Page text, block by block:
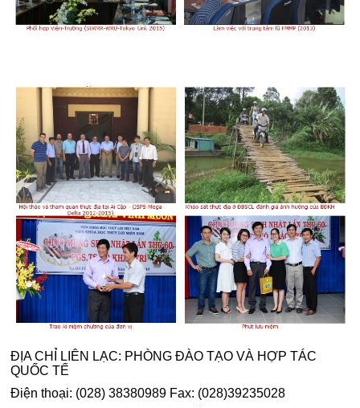
ĐỊA CHỈ LIÊN LẠC: PHÒNG ĐÀO TẠO VÀ HỢP TÁC
QUỐC TẾ
Điện thoại: (028) 38380989 Fax: (028)39235028